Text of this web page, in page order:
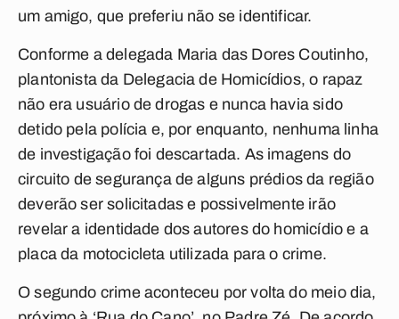
um amigo, que preferiu não se identificar.
Conforme a delegada Maria das Dores Coutinho,
plantonista da Delegacia de Homicídios, o rapaz
não era usuário de drogas e nunca havia sido
detido pela polícia e, por enquanto, nenhuma linha
de investigação foi descartada. As imagens do
circuito de segurança de alguns prédios da região
deverão ser solicitadas e possivelmente irão
revelar a identidade dos autores do homicídio e a
placa da motocicleta utilizada para o crime.
O segundo crime aconteceu por volta do meio dia,